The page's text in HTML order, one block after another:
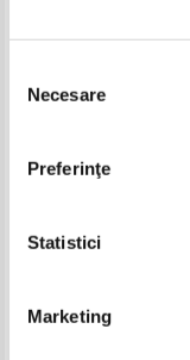
consimțământului
Necesare
Preferinţe
Statistici
Marketingyou now